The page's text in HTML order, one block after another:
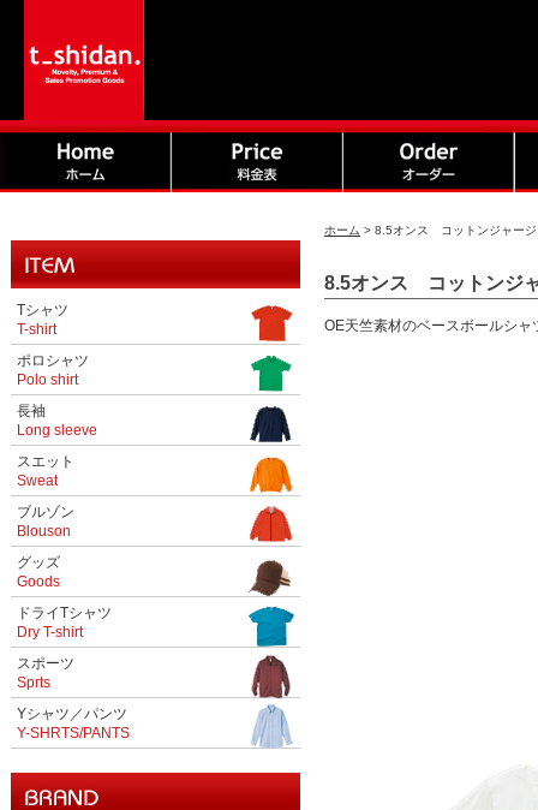
Tシャツ
T-shirt
ポロシャツ
Polo shirt
長袖
Long sleeve
スエット
Sweat
ブルゾン
Blouson
グッズ
Goods
ドライTシャツ
Dry T-shirt
スポーツ
Sprts
Yシャツ／パンツ
Y-SHRTS/PANTS
ホーム > 8.5オンス コットンジャー
8.5オンス コットンジ
OE天竺素材のベースボールシ